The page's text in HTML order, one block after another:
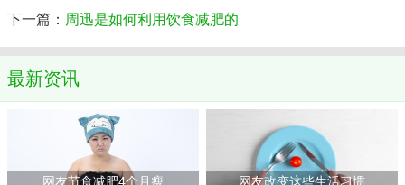
下一篇： 周迅是如何利用饮食减肥的
最新资讯
网友节食减肥4个月瘦 网友改变这些生活习惯